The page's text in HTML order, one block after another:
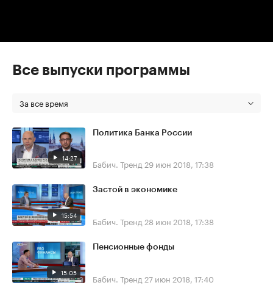
Все выпуски программы
За все время
14:27
Политика Банка России
Бабич. Тренд 29 июн 2018, 17:38
15:54
Застой в экономике
Бабич. Тренд 28 июн 2018, 17:38
15:05
Пенсионные фонды
Бабич. Тренд 27 июн 2018, 17:40